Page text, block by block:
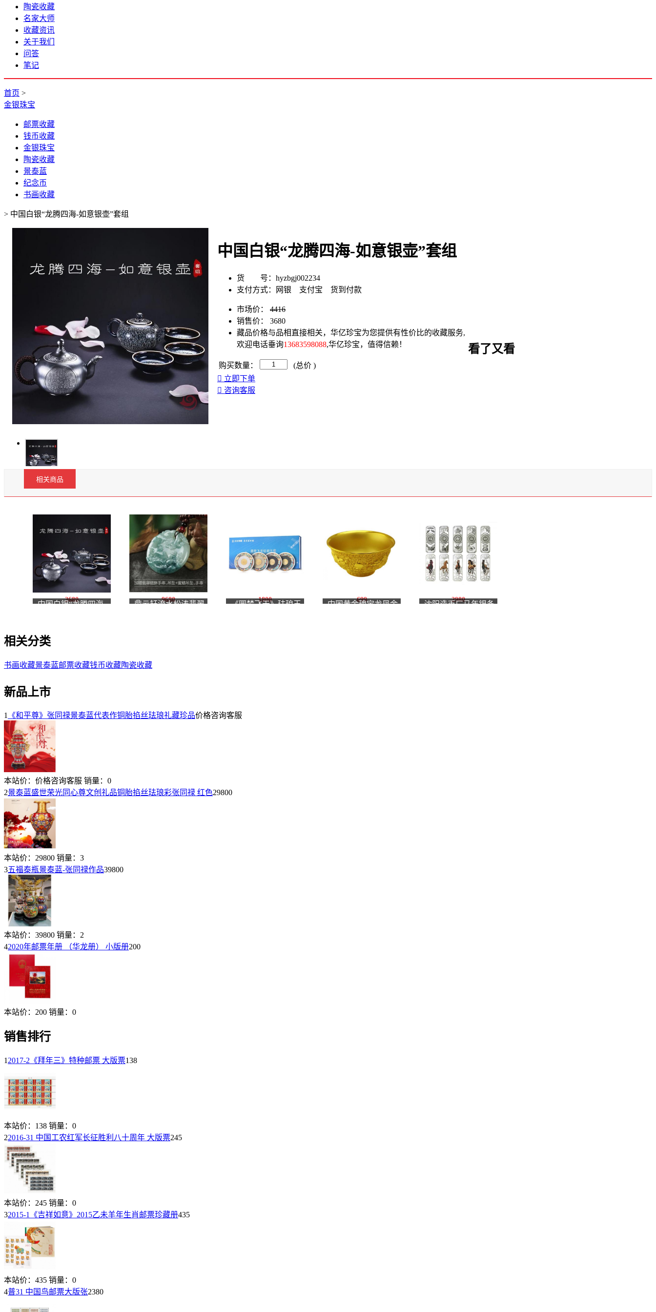
陶瓷收藏
名家大师
收藏资讯
关于我们
问答
笔记
首页 >
金银珠宝
邮票收藏
钱币收藏
金银珠宝
陶瓷收藏
景泰蓝
纪念币
书画收藏
> 中国白银“龙腾四海-如意银壶”套组
中国白银“龙腾四海-如意银壶”套组
货 号： hyzbgj002234
支付方式：
网银 支付宝 货到付款
市场价：
4416
销售价：
3680
藏品价格与品相直接相关，华亿珍宝为您提供有性价比的收藏服务,
欢迎电话垂询13683598088,华亿珍宝，值得信赖！
购买数量： (总价 )
立即下单
咨询客服
看了又看
相关商品
中国白银“龙腾四海-
3680
鼎云轩流水松涛翡翠
9680
《圆梦飞天》珐琅玉
1800
中国黄金瑰宝龙凤金
699
沈阳造币厂马年银条
2980
相关分类
书画收藏景泰蓝邮票收藏钱币收藏陶瓷收藏
新品上市
1 《和平尊》张同禄景泰蓝代表作铜胎掐丝珐琅礼藏珍品价格咨询客服
本站价： 价格咨询客服 销量： 0
2景泰蓝盛世荣光同心尊文创礼品铜胎掐丝珐琅彩张同禄 红色29800
本站价： 29800 销量： 3
3五福泰瓶景泰蓝-张同禄作品39800
本站价： 39800 销量： 2
42020年邮票年册 （华龙册） 小版册200
本站价： 200 销量： 0
销售排行
1 2017-2《拜年三》特种邮票 大版票138
本站价： 138 销量： 0
22016-31 中国工农红军长征胜利八十周年 大版票245
本站价： 245 销量： 0
32015-1《吉祥如意》2015乙未羊年生肖邮票珍藏册435
本站价： 435 销量： 0
4普31 中国鸟邮票大版张2380